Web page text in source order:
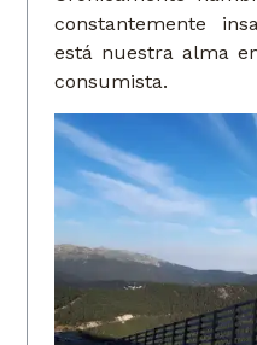
constantemente
está nuestra alma
consumista.